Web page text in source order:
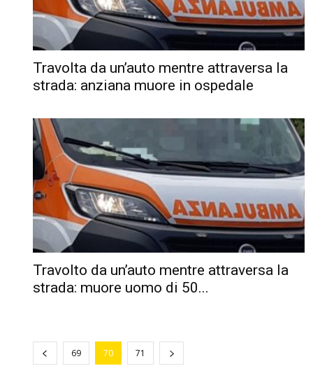
Travolta da un’auto mentre attraversa la
strada: anziana muore in ospedale
Travolto da un’auto mentre attraversa la
strada: muore uomo di 50...
69 70 71